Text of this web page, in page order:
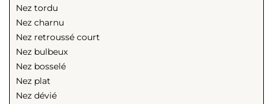
Nez tordu
Nez charnu
Nez retroussé court
Nez bulbeux
Nez bosselé
Nez plat
Nez dévié